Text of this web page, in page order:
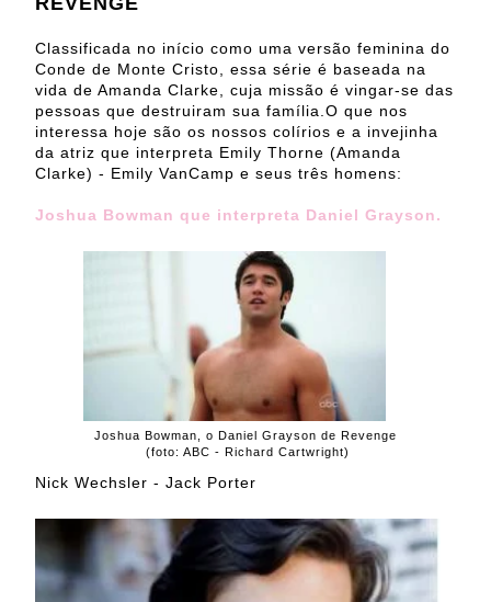
Classificada no início como uma versão feminina do
Conde de Monte Cristo, essa série é baseada na
vida de Amanda Clarke, cuja missão é vingar-se das
pessoas que destruiram sua família.O que nos
interessa hoje são os nossos colírios e a invejinha
da atriz que interpreta Emily Thorne (Amanda
Clarke) - Emily VanCamp e seus três homens:
Joshua Bowman que interpreta Daniel Grayson.
Joshua Bowman, o Daniel Grayson de Revenge
(foto: ABC - Richard Cartwright)
Nick Wechsler - Jack Porter